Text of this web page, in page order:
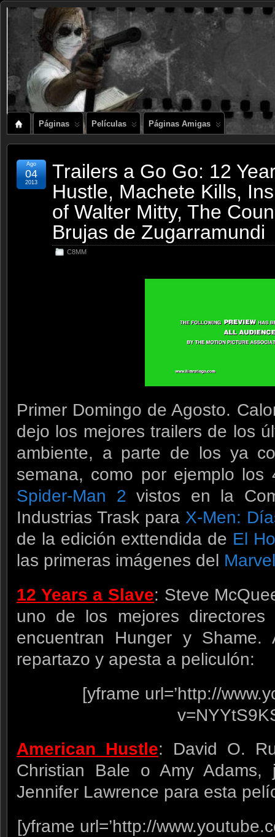
Páginas Películas Páginas Amigas
Trailers a Go Go: 12
Hustle, Machete Kills,
of Walter Mitty, The
Brujas de Zugarramundi
C8MM
Ago
04
2013
Primer Domingo de Agosto.
dejo los mejores trailers de los
ambiente, a parte de los ya
semana, como por ejemplo
Spider-Man 2 vistos en la
Industrias Trask para X-Men:
de la edición exttendida de El
las primeras imágenes del
12 Years a Slave: Steve
uno de los mejores
encuentran Hunger y
repartazo y apesta a peliculón:
[yframe url=’http://
American Hustle: David O.
Christian Bale o Amy
Jennifer Lawrence para esta
[yframe url=’http://